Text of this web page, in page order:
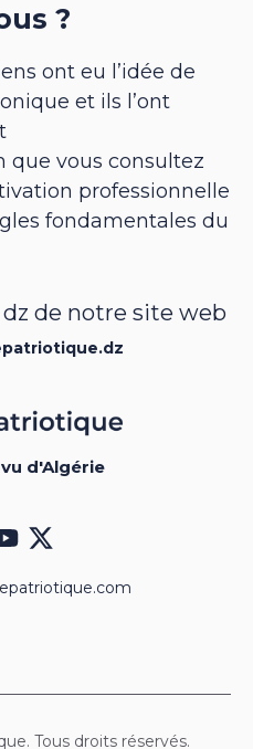
?
ont eu l’idée de
et ils l’ont
que vous consultez
professionnelle
fondamentales du
de notre site web
d'Algérie
Tous droits réservés.